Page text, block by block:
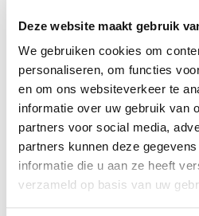
Deze website maakt gebruik
We gebruiken cookies om
personaliseren, om functies
en om ons websiteverkeer te
informatie over uw gebruik van
partners voor social media,
partners kunnen deze
informatie die u aan ze heeft
verzameld op basis van uw
weer Pools en Bulgaars.
verschillen dus maar het
gemeenschappelijk:
mindere welvaart goed
mooie toekomst. Wij
medewerkers om hier een
bouwen als zij dat willen.
kunnen ze op termijn een
de opdrachtgever, of bij